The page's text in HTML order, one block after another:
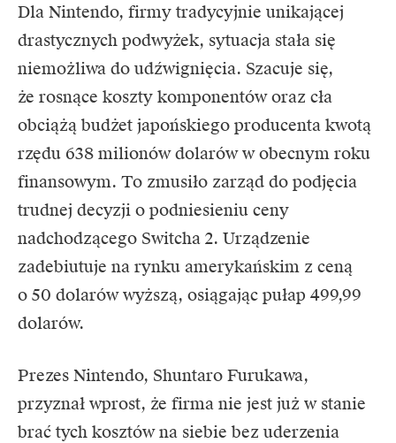
Dla Nintendo, firmy tradycyjnie unikającej
drastycznych podwyżek, sytuacja stała się
niemożliwa do udźwignięcia. Szacuje się,
że rosnące koszty komponentów oraz cła
obciążą budżet japońskiego producenta kwotą
rzędu 638 milionów dolarów w obecnym roku
finansowym. To zmusiło zarząd do podjęcia
trudnej decyzji o podniesieniu ceny
nadchodzącego Switcha 2. Urządzenie
zadebiutuje na rynku amerykańskim z ceną
o 50 dolarów wyższą, osiągając pułap 499,99
dolarów.
Prezes Nintendo, Shuntaro Furukawa,
przyznał wprost, że firma nie jest już w stanie
brać tych kosztów na siebie bez uderzenia